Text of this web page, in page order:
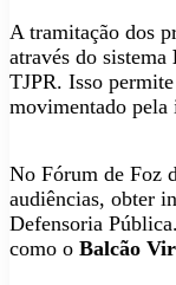
A tramitação dos
através do sistema
TJPR. Isso
movimentado pela
No Fórum de Foz
audiências, obter
Defensoria
como o Balcão